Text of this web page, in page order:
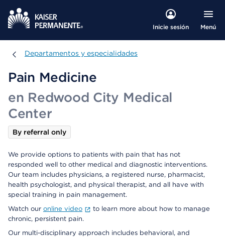
Inicie sesión Menú
Departamentos y especialidades
Departamentos y especialidades
Pain Medicine
en Redwood City Medical
Center
By referral only
We provide options to patients with pain that has not
responded well to other medical and diagnostic interventions.
Our team includes physicians, a registered nurse, pharmacist,
health psychologist, and physical therapist, and all have with
special training in pain management.
Watch our online video
to learn more about how to manage
chronic, persistent pain.
Our multi-disciplinary approach includes behavioral, and